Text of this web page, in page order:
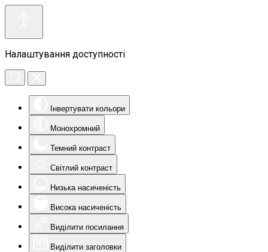
Налаштування доступності
Інвертувати кольори
Монохромний
Темний контраст
Світлий контраст
Низька насиченість
Висока насиченість
Виділити посилання
Виділити заголовки